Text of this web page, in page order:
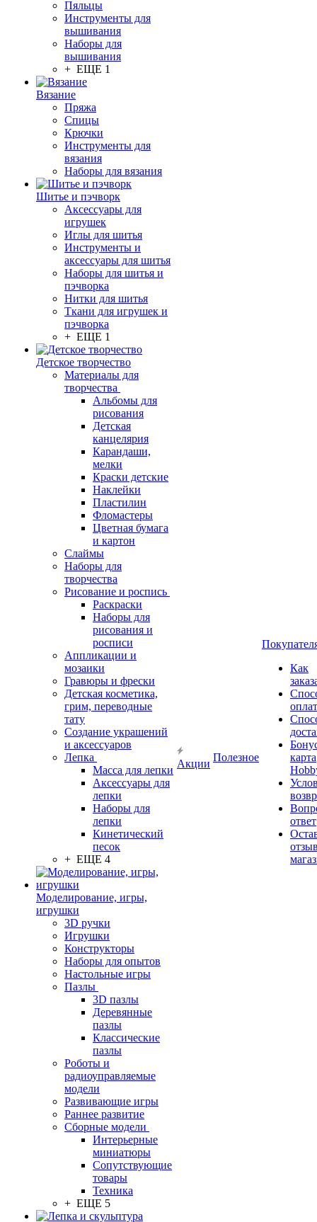
Пяльцы
Инструменты для
вышивания
Наборы для
вышивания
+ ЕЩЕ 1
Вязание
Пряжа
Спицы
Крючки
Инструменты для
вязания
Наборы для вязания
Шитье и пэчворк
Аксессуары для
игрушек
Иглы для шитья
Инструменты и
аксессуары для шитья
Наборы для шитья и
пэчворка
Нитки для шитья
Ткани для игрушек и
пэчворка
+ ЕЩЕ 1
Детское творчество
Материалы для
творчества
Альбомы для
рисования
Детская
канцелярия
Карандаши,
мелки
Краски детские
Наклейки
Пластилин
Фломастеры
Цветная бумага
и картон
Слаймы
Наборы для
творчества
Рисование и роспись
Раскраски
Наборы для
рисования и
росписи
Аппликации и
мозаики
Гравюры и фрески
Детская косметика,
грим, переводные
тату
Создание украшений
и аксессуаров
Лепка
Масса для лепки
Аксессуары для
лепки
Наборы для
лепки
Кинетический
песок
+ ЕЩЕ 4
Моделирование, игры,
игрушки
3D ручки
Игрушки
Конструкторы
Наборы для опытов
Настольные игры
Пазлы
3D пазлы
Деревянные
пазлы
Классические
пазлы
Роботы и
радиоуправляемые
модели
Развивающие игры
Раннее развитие
Сборные модели
Интерьерные
миниатюры
Сопутствующие
товары
Техника
+ ЕЩЕ 5
Акции
Полезное
Как
карта
ответ